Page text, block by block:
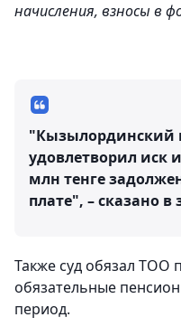
начисления, взносы в
"Кызылординский
удовлетворил иск
млн тенге
плате", – сказано
Также суд обязал ТОО
обязательные
период.